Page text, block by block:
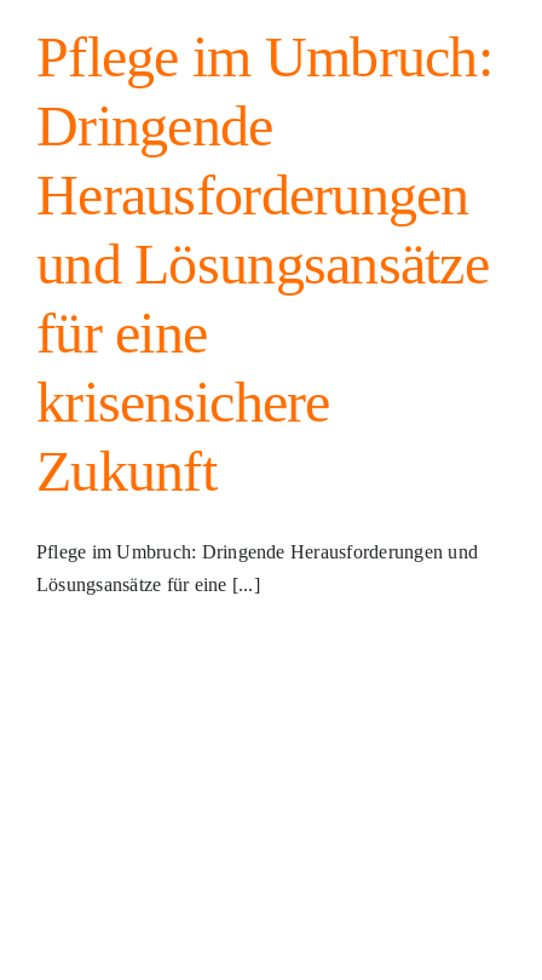
Pflege im Umbruch:
Dringende
Herausforderungen
und Lösungsansätze
für eine
krisensichere
Zukunft
Pflege im Umbruch: Dringende Herausforderungen und
Lösungsansätze für eine [...]